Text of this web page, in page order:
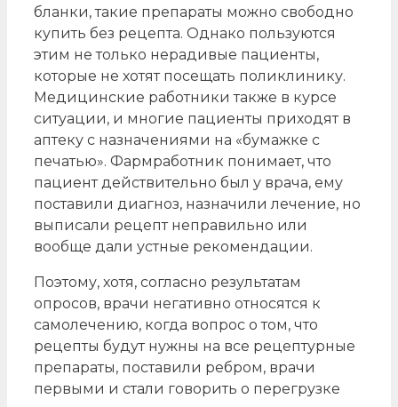
бланки, такие препараты можно свободно
купить без рецепта. Однако пользуются
этим не только нерадивые пациенты,
которые не хотят посещать поликлинику.
Медицинские работники также в курсе
ситуации, и многие пациенты приходят в
аптеку с назначениями на «бумажке с
печатью». Фармработник понимает, что
пациент действительно был у врача, ему
поставили диагноз, назначили лечение, но
выписали рецепт неправильно или
вообще дали устные рекомендации.
Поэтому, хотя, согласно результатам
опросов, врачи негативно относятся к
самолечению, когда вопрос о том, что
рецепты будут нужны на все рецептурные
препараты, поставили ребром, врачи
первыми и стали говорить о перегрузке